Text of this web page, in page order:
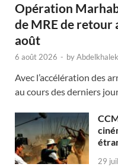
Opération
de MRE de retour
août
6 août 2026 - by
Avec l’accélération des
au cours des derniers
29